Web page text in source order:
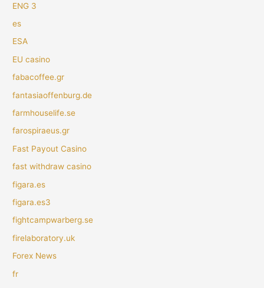
ENG 3
es
ESA
EU casino
fabacoffee.gr
fantasiaoffenburg.de
farmhouselife.se
farospiraeus.gr
Fast Payout Casino
fast withdraw casino
figara.es
figara.es3
fightcampwarberg.se
firelaboratory.uk
Forex News
fr